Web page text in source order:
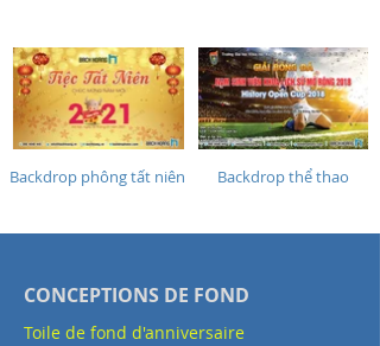
Backdrop phông tất niên Backdrop thể thao
CONCEPTIONS DE FOND
Toile de fond d'anniversaire